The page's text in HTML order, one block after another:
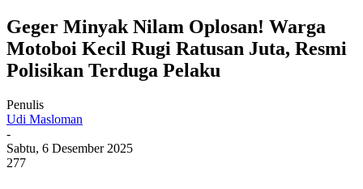
Geger Minyak Nilam Oplosan! Warga
Motoboi Kecil Rugi Ratusan Juta, Resmi
Polisikan Terduga Pelaku
Penulis
Udi Masloman
-
Sabtu, 6 Desember 2025
277